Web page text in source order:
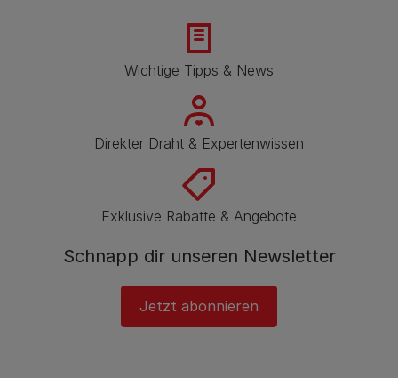
Wichtige Tipps & News
Direkter Draht & Expertenwissen
Exklusive Rabatte & Angebote
Schnapp dir unseren Newsletter
Jetzt abonnieren